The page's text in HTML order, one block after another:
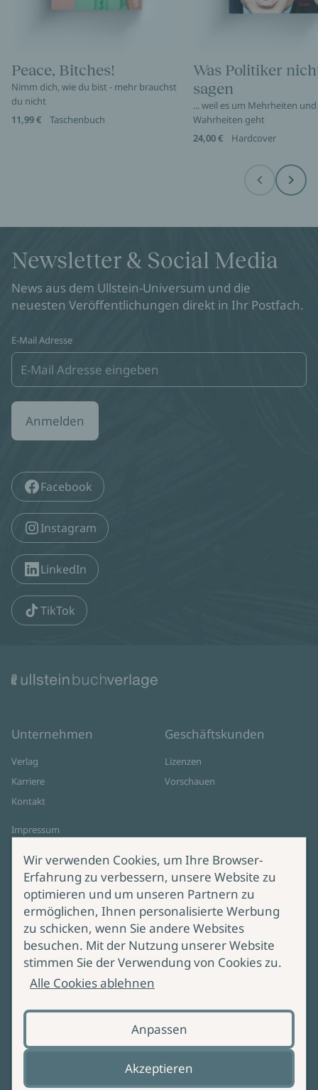
Peace, Bitches!
Nimm dich, wie du bist - mehr brauchst
du nicht
11,99 €
Taschenbuch
Was Politiker
sagen
... weil es um Mehrheiten
Wahrheiten geht
24,00 €
Hardcover
Before Next
Newsletter & Social Media
News aus dem Ullstein-Universum und die
neuesten Veröffentlichungen direkt in Ihr Postfach.
E-Mail Adresse
Anmelden
Facebook
Instagram
LinkedIn
TikTok
Unternehmen
Verlag
Karriere
Kontakt
Impressum
Cookie-Einstellungen
AGB Online Shop
Geschäftskunden
Lizenzen
Vorschauen
Service
Lieferung & Versand
Produktsicherheit
Bei Fragen zur Produktsicherheit
wenden Sie sich bitte an
Wir verwenden Cookies, um Ihre Browser-
Erfahrung zu verbessern, unsere Website zu
optimieren und um unseren Partnern zu
ermöglichen, Ihnen personalisierte Werbung
zu schicken, wenn Sie andere Websites
besuchen. Mit der Nutzung unserer Website
stimmen Sie der Verwendung von Cookies zu.
Alle Cookies ablehnen
Anpassen
Akzeptieren